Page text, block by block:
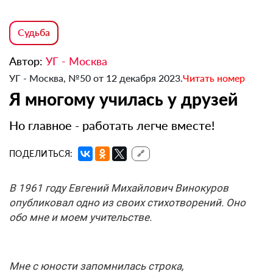
Судьба
Автор: УГ - Москва
УГ - Москва, №50 от 12 декабря 2023.Читать номер
Я многому училась у друзей
Но главное - работать легче вместе!
ПОДЕЛИТЬСЯ: 🔗
В 1961 году Евгений Михайлович Винокуров
опубликовал одно из своих стихотворений. Оно
обо мне и моем учительстве.
Мне с юности запомнилась строка,